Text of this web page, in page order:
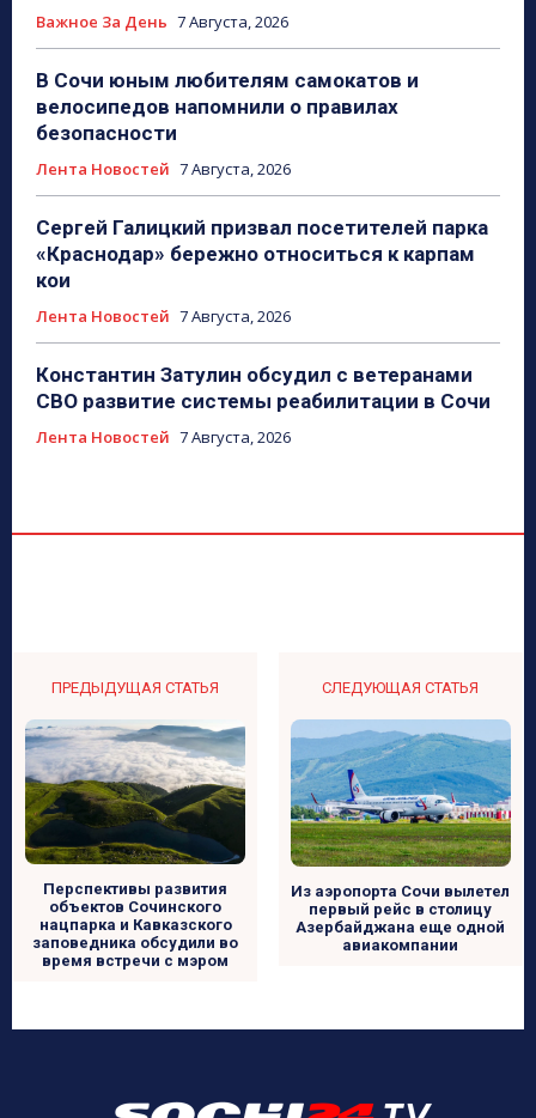
Важное За День 7 Августа, 2026
В Сочи юным любителям самокатов и
велосипедов напомнили о правилах
безопасности
Лента Новостей 7 Августа, 2026
Сергей Галицкий призвал посетителей парка
«Краснодар» бережно относиться к карпам
кои
Лента Новостей 7 Августа, 2026
Константин Затулин обсудил с ветеранами
СВО развитие системы реабилитации в Сочи
Лента Новостей 7 Августа, 2026
ПРЕДЫДУЩАЯ СТАТЬЯ
Перспективы развития
объектов Сочинского
нацпарка и Кавказского
заповедника обсудили во
время встречи с мэром
СЛЕДУЮЩАЯ СТАТЬЯ
Из аэропорта Сочи вылетел
первый рейс в столицу
Азербайджана еще одной
авиакомпании